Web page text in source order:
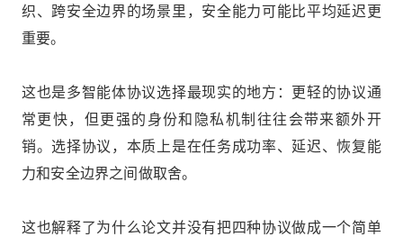
织、跨安全边界的场景里，安全能力可能比平均延迟更
重要。
这也是多智能体协议选择最现实的地方：更轻的协议通
常更快，但更强的身份和隐私机制往往会带来额外开
销。选择协议，本质上是在任务成功率、延迟、恢复能
力和安全边界之间做取舍。
这也解释了为什么论文并没有把四种协议做成一个简单